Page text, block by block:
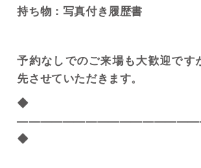
持ち物：写真付き履歴書
予約なしでのご来場も大歓迎です
先させていただきます。
◆
◆